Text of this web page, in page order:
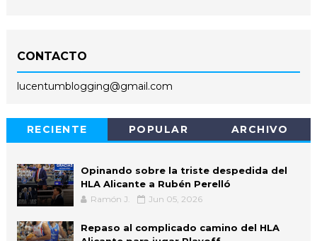
CONTACTO
lucentumblogging@gmail.com
RECIENTE POPULAR ARCHIVO
Opinando sobre la triste despedida del
HLA Alicante a Rubén Perelló
Ramón J. Jun 05, 2026
Repaso al complicado camino del HLA